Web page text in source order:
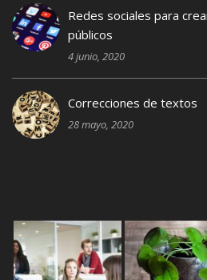
Redes sociales para
públicos
4 junio, 2020
Correcciones de textos
28 mayo, 2020